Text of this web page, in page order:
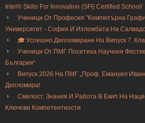
Intel® Skills For Innovation (SFI) Certified School!
Ученици От Професия "Компютърна
Университет - София И Изложбата На
🎓 Успешно Дипломиране На Випуск 7.
Ученици От ПМГ Посетиха Научния
България“
Випуск 2026 На ПМГ „Проф. Емануил
Дипломира!
Смелост, Знания И Работа В Екип На
Ключови Компетентности